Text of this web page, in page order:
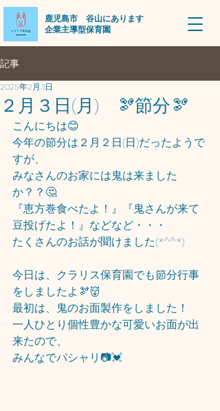
​鹿児島市 谷山にあります
企業主導型保育園
記事
２月３日(月) 🫘節分🫘
2025年2月3日
こんにちは😊
今年の節分は２月２日(日)だったようで
すが、
みなさんのお家には鬼は来ました
か？？🤔
『恵方巻食べたよ！』『鬼さんが来て
豆投げたよ！』などなど・・・
たくさんのお話が聞けました(*^^*)
今日は、クラリス保育園でも節分行事
をしましたよ🫘👹
最初は、鬼のお面製作をしました！
一人ひとり個性豊かな可愛いお面が出
来たので、
みんなでパシャリ📷💓